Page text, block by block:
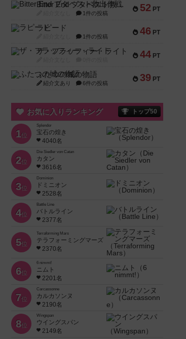
52 PT
Bitter End ブタペスト救出作戦
1件の投稿
46 PT
ラピード
1件の投稿
44 PT
ザ・フラッフィー・ライト
39 PT
ふたつの城の物語
紹介文あり 6件の投稿
お気に入りランキング トップ50
1位
Splendor
宝石の煌き
4040名
2位
Die Siedler von Catan
カタン
3616名
3位
Dominion
ドミニオン
2528名
4位
Battle Line
バトルライン
2377名
5位
Terraforming Mars
テラフォーミングマーズ
2370名
6位
6 nimmt!
ニムト
2201名
7位
Carcassonne
カルカソンヌ
2190名
8位
Wingspan
ウイングスパン
2149名